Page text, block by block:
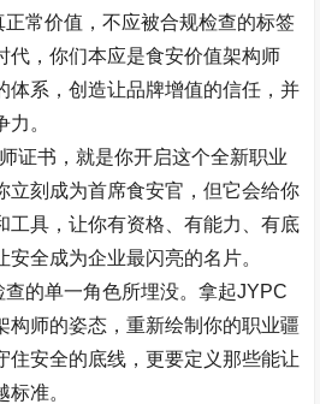
常价值，不应被合规检查的标签
代，你们本应是食安价值架构师
体系，创造让品牌增值的信任，并
。
证书，就是你开启这个全新职业
立刻成为首席食安官，但它会给你
工具，让你有资格、有能力、有底
全成为企业最闪亮的名片。
的单一角色所埋没。拿起JYPC
构师的姿态，重新绘制你的职业疆
住安全的底线，更要定义那些能让
准。